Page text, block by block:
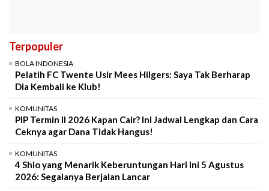
Terpopuler
BOLA INDONESIA
Pelatih FC Twente Usir Mees Hilgers: Saya Tak Berharap
Dia Kembali ke Klub!
KOMUNITAS
PIP Termin II 2026 Kapan Cair? Ini Jadwal Lengkap dan Cara
Ceknya agar Dana Tidak Hangus!
KOMUNITAS
4 Shio yang Menarik Keberuntungan Hari Ini 5 Agustus
2026: Segalanya Berjalan Lancar